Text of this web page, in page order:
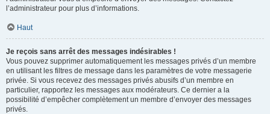
l’administrateur pour plus d’informations.
Haut
Je reçois sans arrêt des messages indésirables !
Vous pouvez supprimer automatiquement les messages privés d’un membre
en utilisant les filtres de message dans les paramètres de votre messagerie
privée. Si vous recevez des messages privés abusifs d’un membre en
particulier, rapportez les messages aux modérateurs. Ce dernier a la
possibilité d’empêcher complètement un membre d’envoyer des messages
privés.